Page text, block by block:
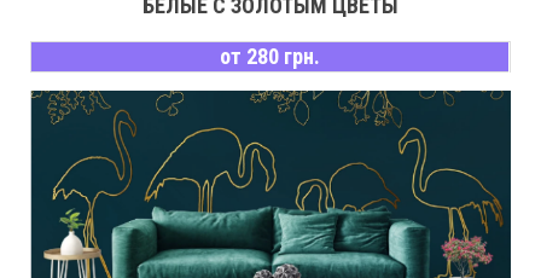
БЕЛЫЕ С ЗОЛОТЫМ ЦВЕТЫ
от 280 грн.